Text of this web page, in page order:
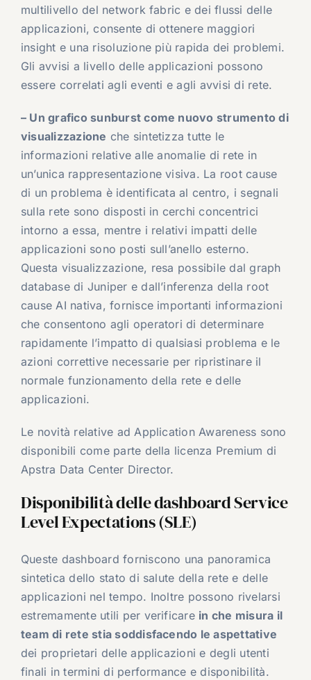
multilivello del network fabric e dei flussi delle
applicazioni, consente di ottenere maggiori
insight e una risoluzione più rapida dei problemi.
Gli avvisi a livello delle applicazioni possono
essere correlati agli eventi e agli avvisi di rete.
– Un grafico sunburst come nuovo strumento di
visualizzazione che sintetizza tutte le
informazioni relative alle anomalie di rete in
un’unica rappresentazione visiva. La root cause
di un problema è identificata al centro, i segnali
sulla rete sono disposti in cerchi concentrici
intorno a essa, mentre i relativi impatti delle
applicazioni sono posti sull’anello esterno.
Questa visualizzazione, resa possibile dal graph
database di Juniper e dall’inferenza della root
cause AI nativa, fornisce importanti informazioni
che consentono agli operatori di determinare
rapidamente l’impatto di qualsiasi problema e le
azioni correttive necessarie per ripristinare il
normale funzionamento della rete e delle
applicazioni.
Le novità relative ad Application Awareness sono
disponibili come parte della licenza Premium di
Apstra Data Center Director.
Disponibilità delle dashboard Service
Level Expectations (SLE)
Queste dashboard forniscono una panoramica
sintetica dello stato di salute della rete e delle
applicazioni nel tempo. Inoltre possono rivelarsi
estremamente utili per verificare in che misura il
team di rete stia soddisfacendo le aspettative
dei proprietari delle applicazioni e degli utenti
finali in termini di performance e disponibilità.